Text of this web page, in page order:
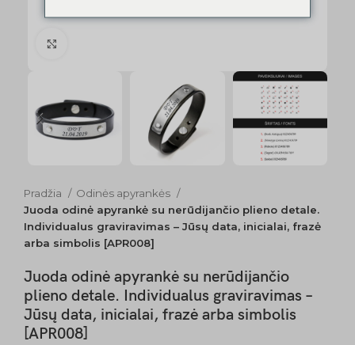
Pradžia
Odinės apyrankės
Juoda odinė apyrankė su nerūdijančio plieno detale.
Individualus graviravimas – Jūsų data, inicialai, frazė
arba simbolis [APR008]
Juoda odinė apyrankė su nerūdijančio
plieno detale. Individualus graviravimas –
Jūsų data, inicialai, frazė arba simbolis
[APR008]